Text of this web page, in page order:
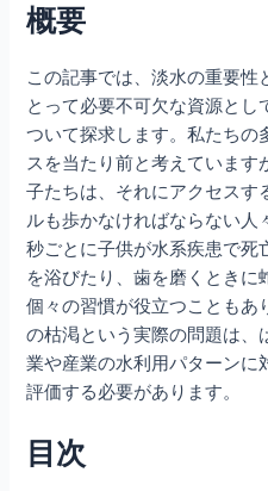
概要
この記事では、淡水の重要性
とって必要不可欠な資源とし
ついて探求します。私たちの
スを当たり前と考えています
子たちは、それにアクセスす
ルも歩かなければならない人
秒ごとに子供が水系疾患で死
を浴びたり、歯を磨くとき
個々の習慣が役立つこともあ
の枯渇という実際の問題は、
業や産業の水利用パターンに
評価する必要があります。
目次